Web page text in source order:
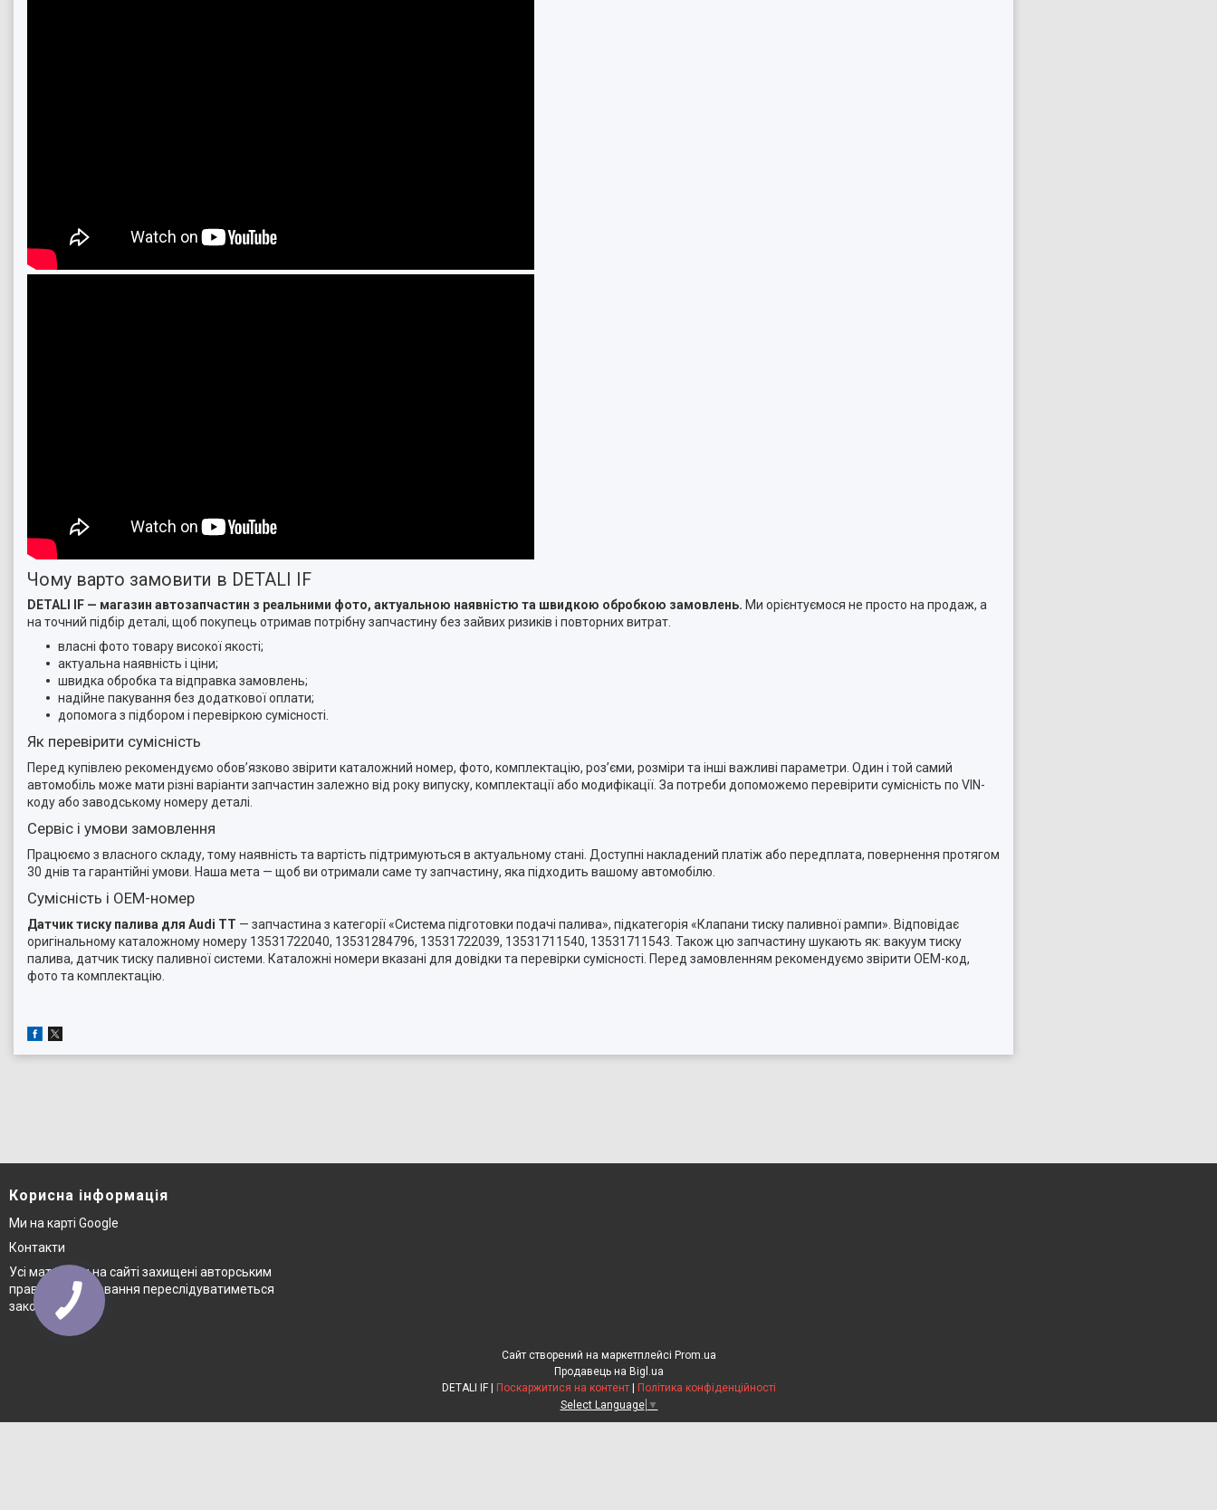
Чому варто замовити в DETALI IF
DETALI IF — магазин автозапчастин з реальними фото, актуальною наявністю та швидкою обробкою замовлень. Ми орієнтуємося не просто на продаж, а
на точний підбір деталі, щоб покупець отримав потрібну запчастину без зайвих ризиків і повторних витрат.
власні фото товару високої якості;
актуальна наявність і ціни;
швидка обробка та відправка замовлень;
надійне пакування без додаткової оплати;
допомога з підбором і перевіркою сумісності.
Як перевірити сумісність
Перед купівлею рекомендуємо обов’язково звірити каталожний номер, фото, комплектацію, роз’єми, розміри та інші важливі параметри. Один і той самий
автомобіль може мати різні варіанти запчастин залежно від року випуску, комплектації або модифікації. За потреби допоможемо перевірити сумісність по VIN-
коду або заводському номеру деталі.
Сервіс і умови замовлення
Працюємо з власного складу, тому наявність та вартість підтримуються в актуальному стані. Доступні накладений платіж або передплата, повернення протягом
30 днів та гарантійні умови. Наша мета — щоб ви отримали саме ту запчастину, яка підходить вашому автомобілю.
Сумісність і OEM-номер
Датчик тиску палива для Audi TT — запчастина з категорії «Система підготовки подачі палива», підкатегорія «Клапани тиску паливної рампи». Відповідає
оригінальному каталожному номеру 13531722040, 13531284796, 13531722039, 13531711540, 13531711543. Також цю запчастину шукають як: вакуум тиску
палива, датчик тиску паливної системи. Каталожні номери вказані для довідки та перевірки сумісності. Перед замовленням рекомендуємо звірити OEM-код,
фото та комплектацію.
Корисна інформація
Ми на карті Google
Контакти
Усі матеріали на сайті захищені авторським
правом © копіювання переслідуватиметься
законом
Сайт створений на маркетплейсі Prom.ua
Продавець на Bigl.ua
Поскаржитися на контент
Політика конфіденційності
Select Language ▼